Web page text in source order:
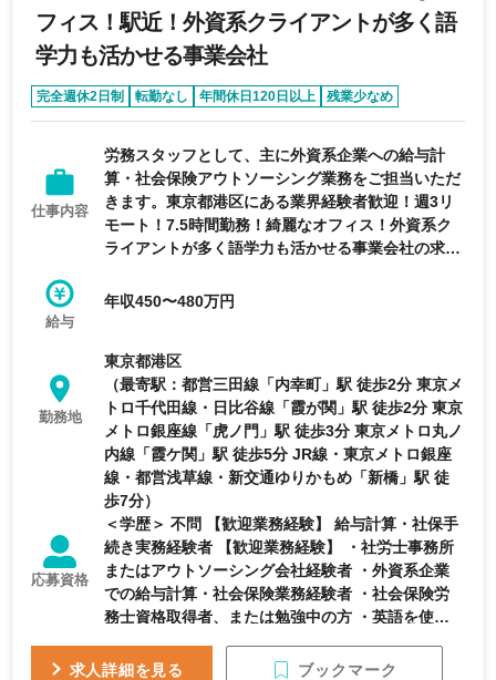
ッフクラス ※いずれかを満たしていれば可 １）事
業会社又は会計事務所において、会計・給与計算の
実務を２～３年以上経験している方。 ２）外資系
企業での就労経験並びに英語実務経験があれば、尚
合格者、米国公認会計士等あれば尚可 ＜必須資格
＞ Excel、Word必須
フィス！駅近！外資系クライアントが多く語
学力も活かせる事業会社
完全週休2日制 転勤なし 年間休日120日以上
残業少なめ
語学力を活かせる
仕事内容
労務スタッフとして、主に外資系企業への給与計
算・社会保険アウトソーシング業務をご担当いただ
きます。東京都港区にある業界経験者歓迎！週3リ
モート！7.5時間勤務！綺麗なオフィス！外資系ク
ライアントが多く語学力も活かせる事業会社の求人
給与
年収450〜480万円
勤務地
東京都港区
（最寄駅：都営三田線「内幸町」駅 徒歩2分 東京メ
トロ千代田線・日比谷線「霞が関」駅 徒歩2分 東京
メトロ銀座線「虎ノ門」駅 徒歩3分 東京メトロ丸ノ
内線「霞ケ関」駅 徒歩5分 JR線・東京メトロ銀座
線・都営浅草線・新交通ゆりかもめ「新橋」駅 徒
歩7分）
応募資格
＜学歴＞ 不問 【歓迎業務経験】 給与計算・社保手
続き実務経験者 【歓迎業務経験】 ・社労士事務所
またはアウトソーシング会社経験者 ・外資系企業
での給与計算・社会保険業務経験者 ・社会保険労
務士資格取得者、または勉強中の方 ・英語を使用
ある方 【歓迎資格】 社会保険労務士
求人詳細を見る ブックマーク